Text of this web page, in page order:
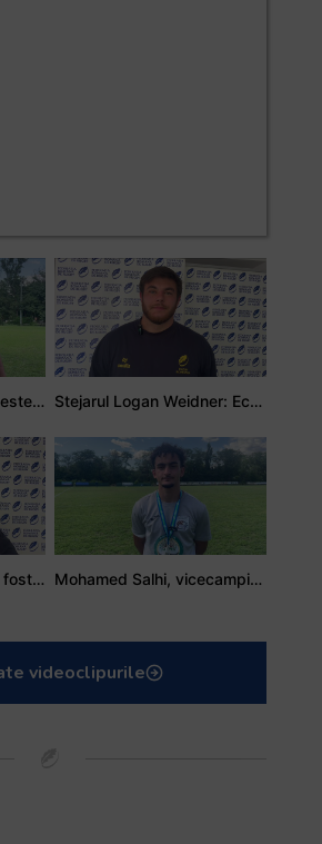
Adrian Țală: Visul meu este să debutez pentru România Stejarul Logan Weidner: Echipa a muncit mult, iar asta se va vedea în meciurile de la Nations Cup
Stejarul Iulian Hartig: A fost un turneu care a unit mai mult echipa Mohamed Salhi, vicecampion național juniori I: Rugby-ul te învață să accepți și înfrângerile
videoclipurile